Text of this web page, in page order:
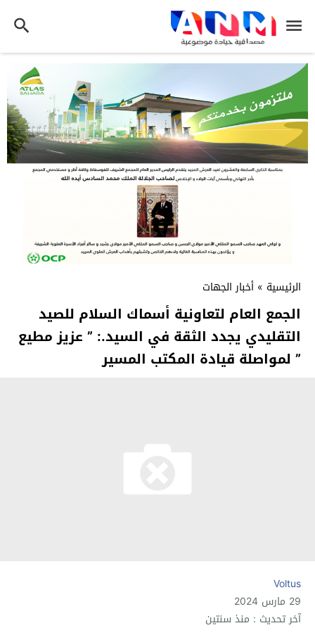
الرئيسية » أخبار الجهات
الجمع العام لتعاونية أسماك السلام للصيد
التقليدي يجدد الثقة في السيد.: ” عزيز مطيع
” لمواصلة قيادة المكتب المسير
Voltus
29 مارس 2024
آخر تحديث : منذ سنتين